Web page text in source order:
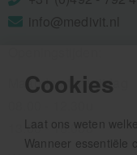
Cookies
Laat ons weten
Wanneer essentiële
Maandag t/m vrijdag
13.00 - 16.00u